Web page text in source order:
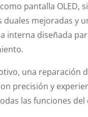
pantalla OLED,
duales mejoradas y
interna diseñada
una reparación
precisión y
las funciones del